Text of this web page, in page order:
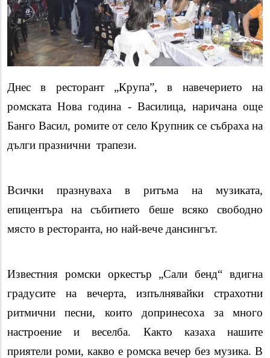
Днес в ресторант „Крупа”, в навечерието на
ромската Нова година - Василица, наричана още
Банго Васил, ромите от село Крупник се събраха на
дълги празнични трапези.
Всички празнуваха в ритъма на музиката,
епицентъра на събитието беше всяко свободно
място в ресторанта, но най-вече дансингът.
Известния ромски оркестър „Сали бенд“ вдигна
градусите на вечерта, изпълнявайки страхотни
ритмични песни, които допринесоха за много
настроение и веселба. Както казаха нашите
приятели роми, какво е ромска вечер без музика. В